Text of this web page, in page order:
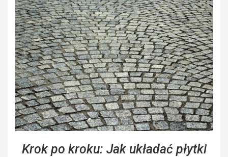
Krok po kroku: Jak układać płytki